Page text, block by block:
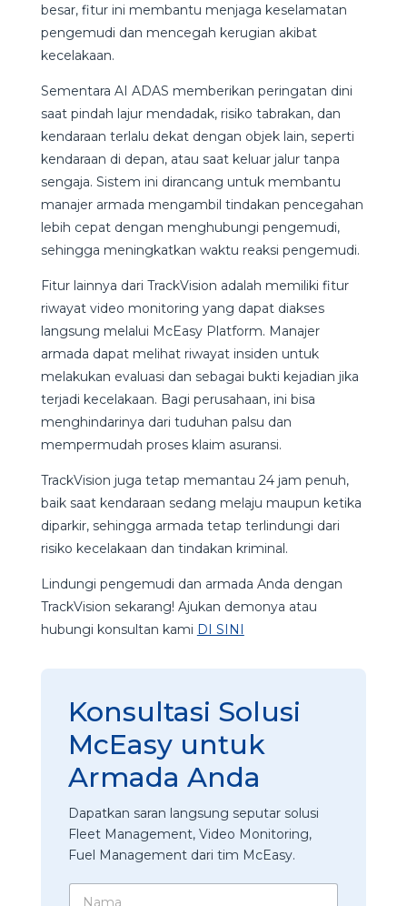
besar, fitur ini membantu menjaga keselamatan
pengemudi dan mencegah kerugian akibat
kecelakaan.
Sementara AI ADAS memberikan peringatan dini
saat pindah lajur mendadak, risiko tabrakan, dan
kendaraan terlalu dekat dengan objek lain, seperti
kendaraan di depan, atau saat keluar jalur tanpa
sengaja. Sistem ini dirancang untuk membantu
manajer armada mengambil tindakan pencegahan
lebih cepat dengan menghubungi pengemudi,
sehingga meningkatkan waktu reaksi pengemudi.
Fitur lainnya dari TrackVision adalah memiliki fitur
riwayat video monitoring yang dapat diakses
langsung melalui McEasy Platform. Manajer
armada dapat melihat riwayat insiden untuk
melakukan evaluasi dan sebagai bukti kejadian jika
terjadi kecelakaan. Bagi perusahaan, ini bisa
menghindarinya dari tuduhan palsu dan
mempermudah proses klaim asuransi.
TrackVision juga tetap memantau 24 jam penuh,
baik saat kendaraan sedang melaju maupun ketika
diparkir, sehingga armada tetap terlindungi dari
risiko kecelakaan dan tindakan kriminal.
Lindungi pengemudi dan armada Anda dengan
TrackVision sekarang! Ajukan demonya atau
hubungi konsultan kami DI SINI
Konsultasi Solusi
McEasy untuk
Armada Anda
Dapatkan saran langsung seputar solusi
Fleet Management, Video Monitoring,
Fuel Management dari tim McEasy.
N